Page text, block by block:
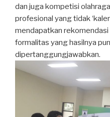
dan juga kompetisi
profesional yang tidak
mendapatkan
formalitas yang hasilnya
dipertanggungjawabkan.